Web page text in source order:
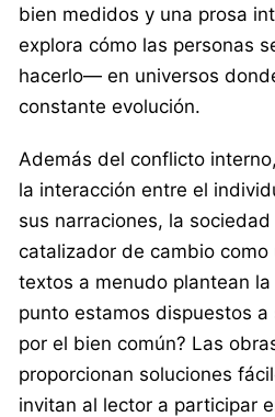
bien medidos y una prosa
explora cómo las personas
hacerlo— en universos
constante evolución.
Además del conflicto
la interacción entre el
sus narraciones, la
catalizador de cambio como
textos a menudo plantean
punto estamos dispuestos
por el bien común? Las
proporcionan soluciones
invitan al lector a participar